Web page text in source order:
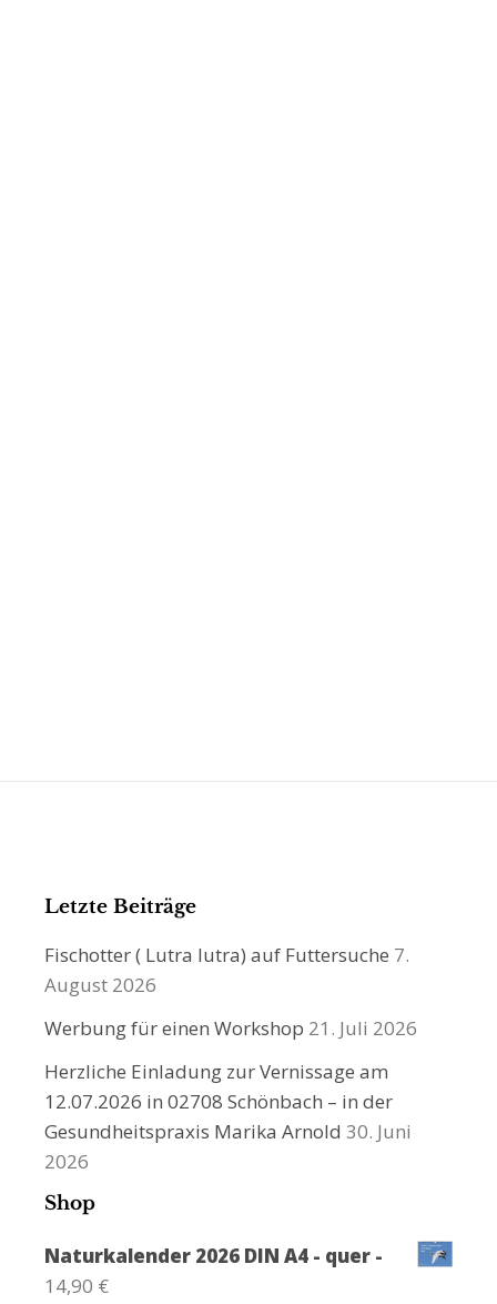
Letzte Beiträge
Fischotter ( Lutra lutra) auf Futtersuche 7.
August 2026
Werbung für einen Workshop 21. Juli 2026
Herzliche Einladung zur Vernissage am
12.07.2026 in 02708 Schönbach – in der
Gesundheitspraxis Marika Arnold 30. Juni
2026
Shop
Naturkalender 2026 DIN A4 - quer -
14,90 €